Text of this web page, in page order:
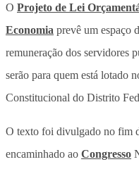
O Projeto de Lei
Economia prevê um espaço
remuneração dos servidores
serão para quem está lotado
Constitucional do Distrito
O texto foi divulgado no fim
encaminhado ao Congresso